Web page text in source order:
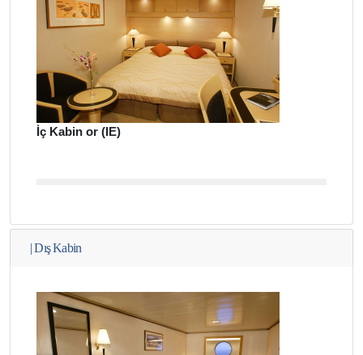
İç Kabin or (IE)
|Dış Kabin